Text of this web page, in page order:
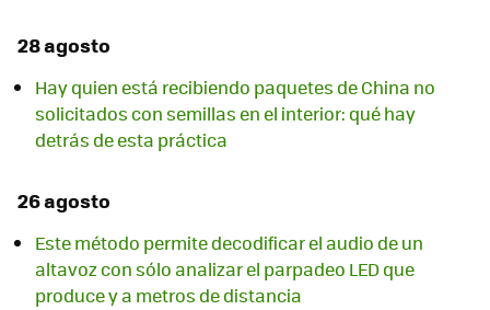
28 agosto
Hay quien está recibiendo paquetes de China no
solicitados con semillas en el interior: qué hay
detrás de esta práctica
26 agosto
Este método permite decodificar el audio de un
altavoz con sólo analizar el parpadeo LED que
produce y a metros de distancia